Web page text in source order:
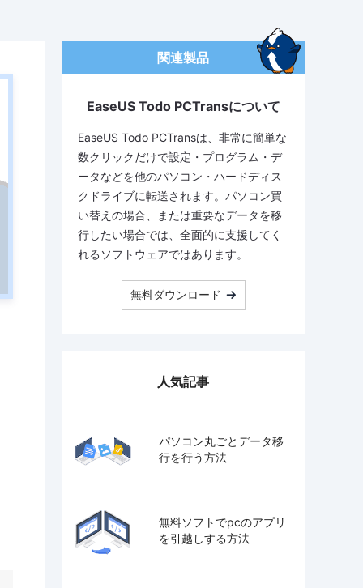
関連製品
EaseUS Todo PCTransについて
EaseUS Todo PCTransは、非常に簡単な
数クリックだけで設定・プログラム・デ
ータなどを他のパソコン・ハードディス
クドライブに転送されます。パソコン買
い替えの場合、または重要なデータを移
行したい場合では、全面的に支援してく
れるソフトウェアではあります。
無料ダウンロード
人気記事
パソコン丸ごとデータ移
行を行う方法
無料ソフトでpcのアプリ
を引越しする方法